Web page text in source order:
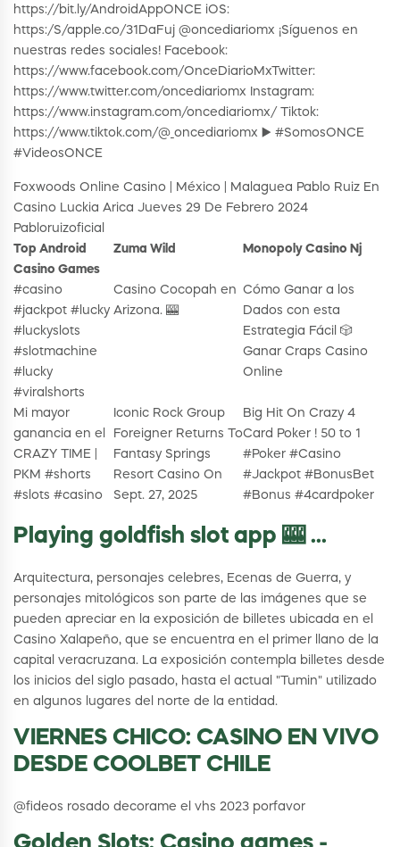
https://bit.ly/AndroidAppONCE iOS:
https:/S/apple.co/31DaFuj @oncediariomx ¡Síguenos en
nuestras redes sociales! Facebook:
https://www.facebook.com/OnceDiarioMx​ Twitter:
https://www.twitter.com/oncediariomx Instagram:
https://www.instagram.com/oncediariomx/ Tiktok:
https://www.tiktok.com/@_oncediariomx ▶️ #SomosONCE​​​​​​​​
#VideosONCE
Foxwoods Online Casino | México | Malaguea Pablo Ruiz En
Casino Luckia Arica Jueves 29 De Febrero 2024
Pabloruizoficial
Top Android
Casino Games
Zuma Wild Monopoly Casino Nj
#casino
#jackpot #lucky
#luckyslots
#slotmachine
#lucky
#viralshorts
Casino Cocopah en
Arizona. 🎰
Cómo Ganar a los
Dados con esta
Estrategia Fácil 🎲
Ganar Craps Casino
Online
Mi mayor
ganancia en el
CRAZY TIME |
PKM #shorts
#slots #casino
Iconic Rock Group
Foreigner Returns To
Fantasy Springs
Resort Casino On
Sept. 27, 2025
Big Hit On Crazy 4
Card Poker ! 50 to 1
#Poker #Casino
#Jackpot #BonusBet
#Bonus #4cardpoker
Playing goldfish slot app 🎰 ...
Arquitectura, personajes celebres, Ecenas de Guerra, y
personajes mitológicos son parte de las imágenes que se
pueden apreciar en la exposición de billetes ubicada en el
Casino Xalapeño, que se encuentra en el primer llano de la
capital veracruzana. La exposición contempla billetes desde
los inicios del siglo pasado, hasta el actual "Tumin" utilizado
en algunos lugares del norte de la entidad.
VIERNES CHICO: CASINO EN VIVO
DESDE COOLBET CHILE
@fideos rosado decorame el vhs 2023 porfavor